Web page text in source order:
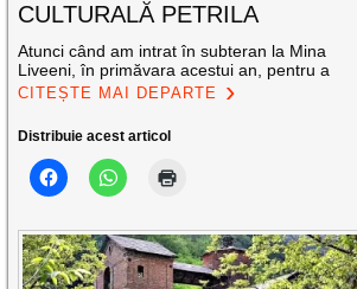
CULTURALĂ PETRILA
Atunci când am intrat în subteran la Mina
Liveeni, în primăvara acestui an, pentru a
CITEȘTE MAI DEPARTE
Distribuie acest articol